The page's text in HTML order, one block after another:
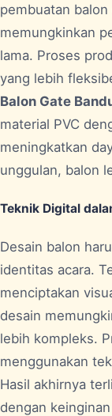
pembuatan
memungkinkan
lama. Proses
yang lebih
Balon Gate
material PVC
meningkatkan
unggulan, balon
Teknik Digital
Desain balon
identitas acara.
menciptakan
desain
lebih kompleks.
menggunakan
Hasil akhirnya
dengan